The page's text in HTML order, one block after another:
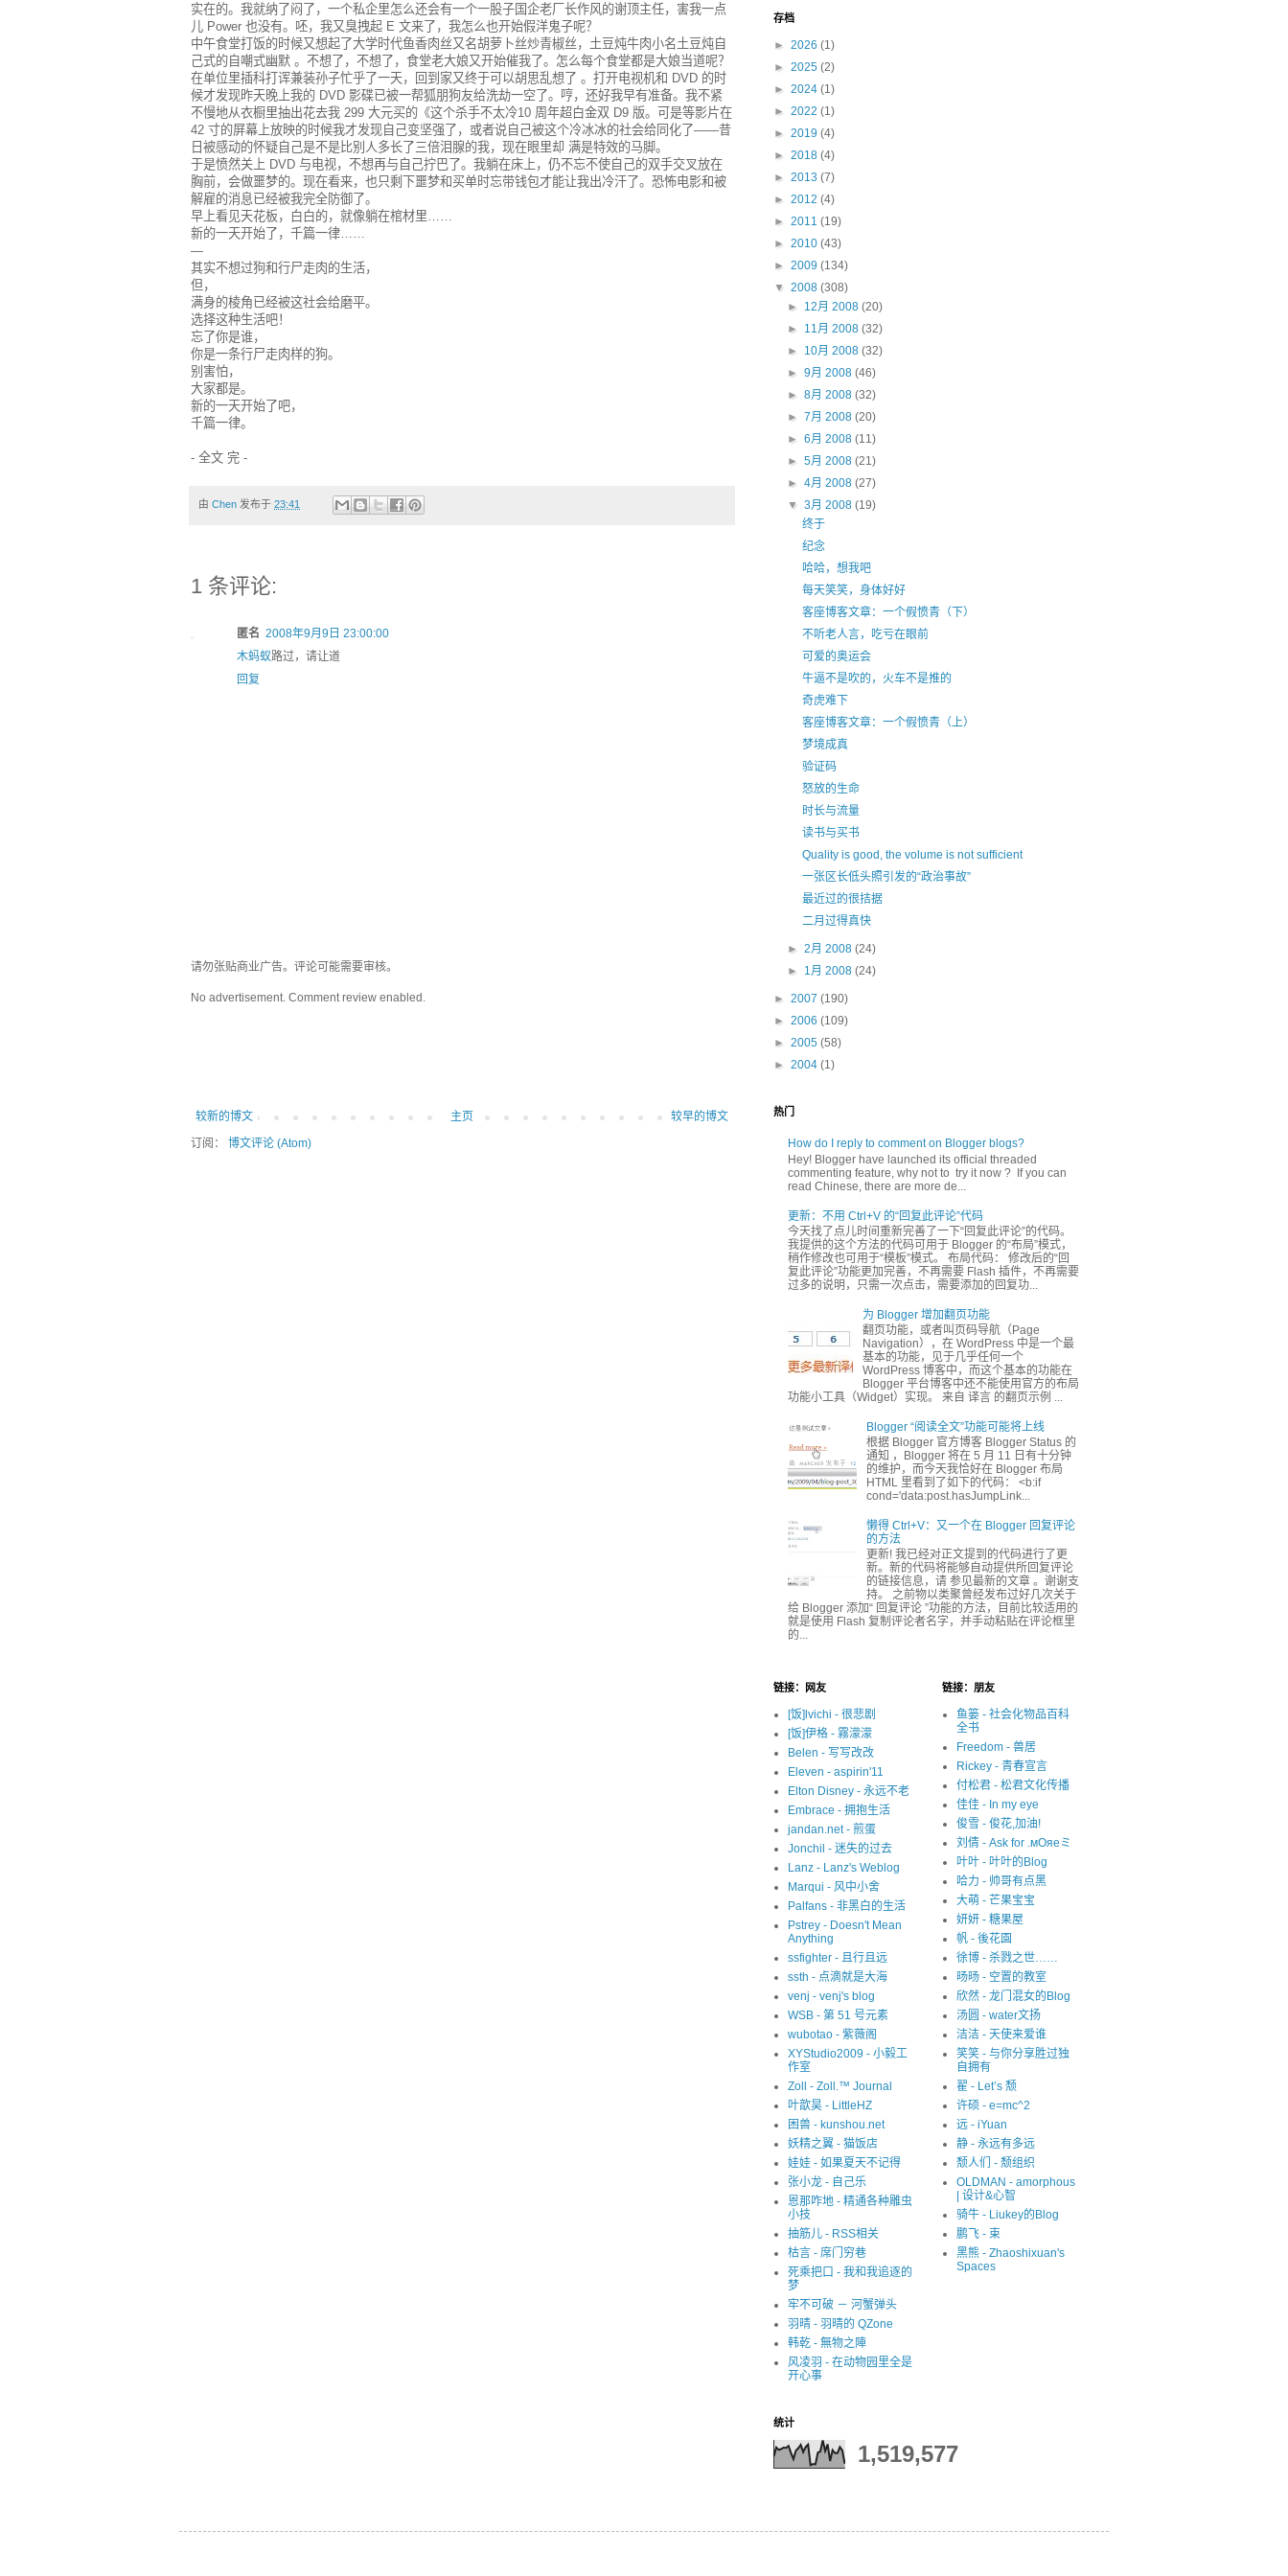
实在的。我就纳了闷了，一个私企里怎么还会有一个一股子国企老厂长作风的谢顶主任，害我一点
儿 Power 也没有。呸，我又臭拽起 E 文来了，我怎么也开始假洋鬼子呢？
中午食堂打饭的时候又想起了大学时代鱼香肉丝又名胡萝卜丝炒青椒丝，土豆炖牛肉小名土豆炖自
己式的自嘲式幽默 。不想了，不想了，食堂老大娘又开始催我了。怎么每个食堂都是大娘当道呢？
在单位里插科打诨兼装孙子忙乎了一天，回到家又终于可以胡思乱想了 。打开电视机和 DVD 的时
候才发现昨天晚上我的 DVD 影碟已被一帮狐朋狗友给洗劫一空了。哼，还好我早有准备。我不紧
不慢地从衣橱里抽出花去我 299 大元买的《这个杀手不太冷10 周年超白金双 D9 版。可是等影片在
42 寸的屏幕上放映的时候我才发现自己变坚强了，或者说自己被这个冷冰冰的社会给同化了——昔
日被感动的怀疑自己是不是比别人多长了三倍泪腺的我，现在眼里却 满是特效的马脚。
于是愤然关上 DVD 与电视，不想再与自己拧巴了。我躺在床上，仍不忘不使自己的双手交叉放在
胸前，会做噩梦的。现在看来，也只剩下噩梦和买单时忘带钱包才能让我出冷汗了。恐怖电影和被
解雇的消息已经被我完全防御了。
早上看见天花板，白白的，就像躺在棺材里……
新的一天开始了，千篇一律……
—
其实不想过狗和行尸走肉的生活，
但，
满身的棱角已经被这社会给磨平。
选择这种生活吧！
忘了你是谁，
你是一条行尸走肉样的狗。
别害怕，
大家都是。
新的一天开始了吧，
千篇一律。
- 全文 完 -
由 Chen 发布于 23:41
1 条评论:
匿名 2008年9月9日 23:00:00
木蚂蚁路过，请让道
回复
请勿张贴商业广告。评论可能需要审核。
No advertisement. Comment review enabled.
较新的博文 较早的博文
主页
订阅： 博文评论 (Atom)
存档
► 2026 (1)
► 2025 (2)
► 2024 (1)
► 2022 (1)
► 2019 (4)
► 2018 (4)
► 2013 (7)
► 2012 (4)
► 2011 (19)
► 2010 (43)
► 2009 (134)
▼ 2008 (308)
► 12月 2008(20)
► 11月 2008(32)
► 10月 2008(32)
►9月 2008(46)
►8月 2008(32)
►7月 2008(20)
►6月 2008(11)
►5月 2008(21)
►4月 2008(27)
▼3月 2008(19)
终于
纪念
哈哈，想我吧
每天笑笑，身体好好
客座博客文章：一个假愤青（下）
不听老人言，吃亏在眼前
可爱的奥运会
牛逼不是吹的，火车不是推的
奇虎难下
客座博客文章：一个假愤青（上）
梦境成真
验证码
怒放的生命
时长与流量
读书与买书
Quality is good, the volume is not sufficient
一张区长低头照引发的“政治事故”
最近过的很拮据
二月过得真快
►2月 2008(24)
► 1月 2008(24)
► 2007 (190)
► 2006 (109)
► 2005 (58)
► 2004 (1)
热门
How do I reply to comment on Blogger blogs?
Hey! Blogger have launched its official threaded
commenting feature, why not to try it now ? If you can
read Chinese, there are more de...
更新：不用 Ctrl+V 的“回复此评论”代码
今天找了点儿时间重新完善了一下“回复此评论”的代码。
我提供的这个方法的代码可用于 Blogger 的“布局”模式，
稍作修改也可用于“模板”模式。 布局代码： 修改后的“回
复此评论”功能更加完善，不再需要 Flash 插件，不再需要
过多的说明，只需一次点击，需要添加的回复功...
为 Blogger 增加翻页功能
翻页功能，或者叫页码导航（Page
Navigation），在 WordPress 中是一个最
基本的功能，见于几乎任何一个
WordPress 博客中，而这个基本的功能在
Blogger 平台博客中还不能使用官方的布局
功能小工具（Widget）实现。 来自 译言 的翻页示例 ...
Blogger “阅读全文”功能可能将上线
根据 Blogger 官方博客 Blogger Status 的
通知 ，Blogger 将在 5 月 11 日有十分钟
的维护，而今天我恰好在 Blogger 布局
HTML 里看到了如下的代码： <b:if
cond='data:post.hasJumpLink...
懒得 Ctrl+V：又一个在 Blogger 回复评论
的方法
更新! 我已经对正文提到的代码进行了更
新。新的代码将能够自动提供所回复评论
的链接信息，请 参见最新的文章 。谢谢支
持。 之前物以类聚曾经发布过好几次关于
给 Blogger 添加“ 回复评论 ”功能的方法，目前比较适用的
就是使用 Flash 复制评论者名字，并手动粘贴在评论框里
的...
链接：网友
[饭]lvichi - 很悲剧
[饭]伊格 - 霧濛濛
Belen - 写写改改
Eleven - aspirin'11
Elton Disney - 永远不老
Embrace - 拥抱生活
jandan.net - 煎蛋
Jonchil - 迷失的过去
Lanz - Lanz's Weblog
Marqui - 风中小舍
Palfans - 非黑白的生活
Pstrey - Doesn't Mean
Anything
ssfighter - 且行且远
ssth - 点滴就是大海
venj - venj's blog
WSB - 第 51 号元素
wubotao - 紫薇阁
XYStudio2009 - 小毅工
作室
Zoll - Zoll.™ Journal
叶歆昊 - LittleHZ
困兽 - kunshou.net
妖精之翼 - 猫饭店
娃娃 - 如果夏天不记得
张小龙 - 自己乐
恩那咋地 - 精通各种雕虫
小技
抽筋儿 - RSS相关
枯言 - 席门穷巷
死乘把口 - 我和我追逐的
梦
牢不可破 － 河蟹弹头
羽晴 - 羽晴的 QZone
韩乾 - 無物之陣
风凌羽 - 在动物园里全是
开心事
链接：朋友
鱼篓 - 社会化物品百科
全书
Freedom - 兽居
Rickey - 青春宣言
付松君 - 松君文化传播
佳佳 - In my eye
俊雪 - 俊花,加油!
刘倩 - Ask for .мОяеミ
叶叶 - 叶叶的Blog
哈力 - 帅哥有点黑
大萌 - 芒果宝宝
妍妍 - 糖果屋
帆 - 後花園
徐博 - 杀戮之世……
旸旸 - 空置的教室
欣然 - 龙门混女的Blog
汤圆 - water文扬
洁洁 - 天使来爱谁
笑笑 - 与你分享胜过独
自拥有
翟 - Let’s 颓
许硕 - e=mc^2
远 - iYuan
静 - 永远有多远
颓人们 - 颓组织
OLDMAN - amorphous
| 设计&心智
骑牛 - Liukey的Blog
鹏飞 - 束
黑熊 - Zhaoshixuan's
Spaces
统计
1,519,577